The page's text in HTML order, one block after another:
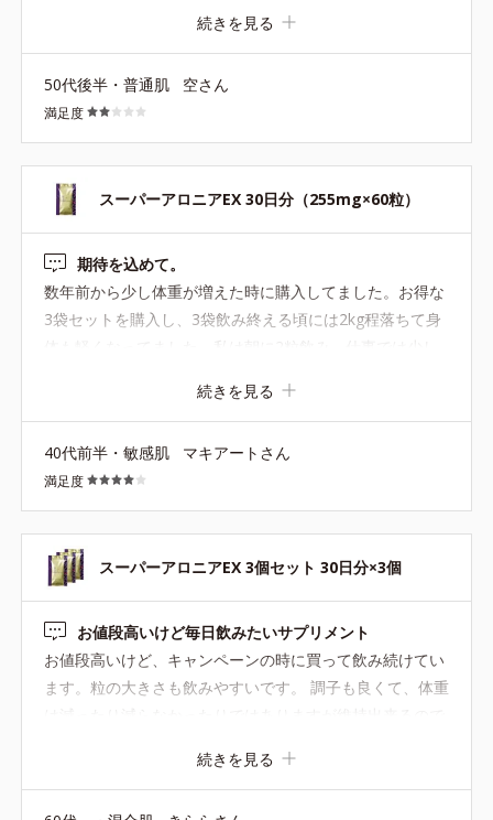
け、多少ですが運動も始めてはいますが目に見える効果が
なかなか出ない現状が辛いです… どの位継続すると体がか
わってくるのか分かればもう少し続けてみたいのですが、
お高いのでそれに見合う効果がなければ継続は苦しいで
す。 もう少し他の方の口コミを見ながら継続は考えたいと
思います。
続きを見る
50代後半・普通肌 空さん
満足度
スーパーアロニアEX 30日分（255mg×60粒）
期待を込めて。
数年前から少し体重が増えた時に購入してました。お得な
3袋セットを購入し、3袋飲み終える頃には2kg程落ちて身
体も軽くなってました。私は朝に2粒飲み、仕事では少し
良くなっているように感じました。年齢的に体重が落ちに
くくなってきていますが、今回も期待を込めてしばらく飲
んでみます。少しお値段張るのでまたお得な3袋セットが
出てほしいです。
続きを見る
40代前半・敏感肌 マキアートさん
満足度
スーパーアロニアEX 3個セット 30日分×3個
お値段高いけど毎日飲みたいサプリメント
お値段高いけど、キャンペーンの時に買って飲み続けてい
ます。粒の大きさも飲みやすいです。 調子も良くて、体重
入れると体重は減りますね。
続きを見る